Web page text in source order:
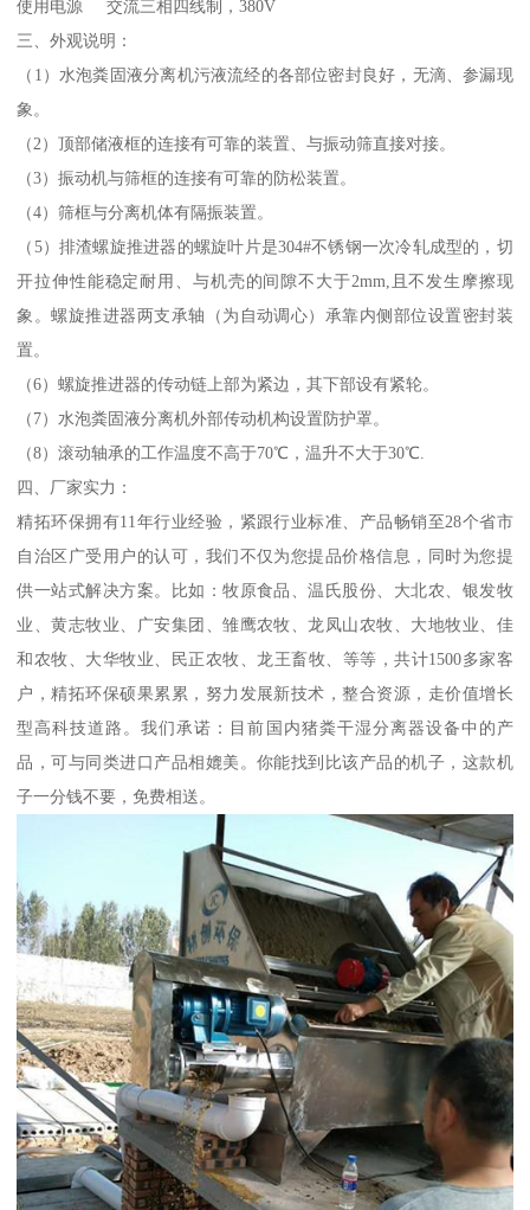
使用电源 交流三相四线制，380V
三、外观说明：
（1）水泡粪固液分离机污液流经的各部位密封良好，无滴、参漏现
象。
（2）顶部储液框的连接有可靠的装置、与振动筛直接对接。
（3）振动机与筛框的连接有可靠的防松装置。
（4）筛框与分离机体有隔振装置。
（5）排渣螺旋推进器的螺旋叶片是304#不锈钢一次冷轧成型的，切
开拉伸性能稳定耐用、与机壳的间隙不大于2mm,且不发生摩擦现
象。螺旋推进器两支承轴（为自动调心）承靠内侧部位设置密封装
置。
（6）螺旋推进器的传动链上部为紧边，其下部设有紧轮。
（7）水泡粪固液分离机外部传动机构设置防护罩。
（8）滚动轴承的工作温度不高于70℃，温升不大于30℃.
四、厂家实力：
精拓环保拥有11年行业经验，紧跟行业标准、产品畅销至28个省市
自治区广受用户的认可，我们不仅为您提品价格信息，同时为您提
供一站式解决方案。比如：牧原食品、温氏股份、大北农、银发牧
业、黄志牧业、广安集团、雏鹰农牧、龙凤山农牧、大地牧业、佳
和农牧、大华牧业、民正农牧、龙王畜牧、等等，共计1500多家客
户，精拓环保硕果累累，努力发展新技术，整合资源，走价值增长
型高科技道路。我们承诺：目前国内猪粪干湿分离器设备中的产
品，可与同类进口产品相媲美。你能找到比该产品的机子，这款机
子一分钱不要，免费相送。